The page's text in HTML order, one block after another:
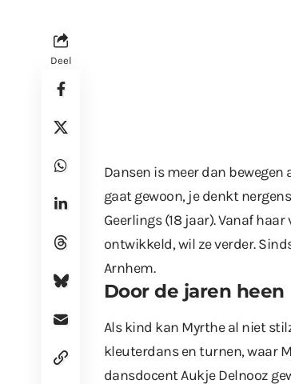
Deel
Dansen is meer dan bewegen
gaat gewoon, je denkt
Geerlings (18 jaar). Vanaf
ontwikkeld, wil ze verder.
Arnhem.
Door de jaren heen
Als kind kan Myrthe al niet
kleuterdans en turnen, waar
dansdocent Aukje Delnooz